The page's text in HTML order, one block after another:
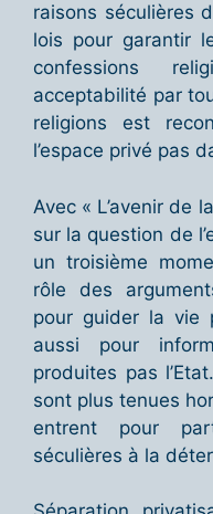
raisons séculières
lois pour garantir
confessions
acceptabilité par
religions est
l’espace privé pas
Avec « L’avenir de
sur la question de
un troisième
rôle des
pour guider la vie
aussi pour
produites pas
sont plus tenues
entrent pour
séculières à la